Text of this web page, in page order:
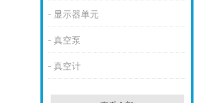
显示器单元
真空泵
真空计